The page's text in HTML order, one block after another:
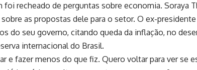
recheado de perguntas sobre economia. Soraya
as propostas dele para o setor. O ex-
do seu governo, citando queda da inflação, no
internacional do Brasil.
e fazer menos do que fiz. Quero voltar para ver se